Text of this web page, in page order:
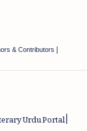
& Contributors
Urdu Portal |